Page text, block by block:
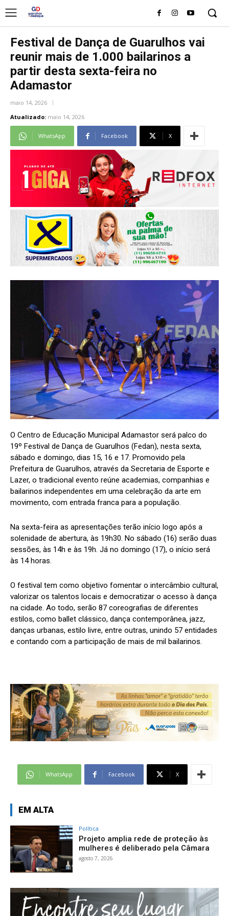
Festival de Dança de Guarulhos vai
reunir mais de 1.000 bailarinos a
partir desta sexta-feira no
Adamastor
maio 14, 2026
Atualizado: maio 14, 2026
WhatsApp Facebook X
O Centro de Educação Municipal Adamastor será palco do
19º Festival de Dança de Guarulhos (Fedan), nesta sexta,
sábado e domingo, dias 15, 16 e 17. Promovido pela
Prefeitura de Guarulhos, através da Secretaria de Esporte e
Lazer, o tradicional evento reúne academias, companhias e
bailarinos independentes em uma celebração da arte em
movimento, com entrada franca para a população.
Na sexta-feira as apresentações terão início logo após a
solenidade de abertura, às 19h30. No sábado (16) serão duas
sessões, às 14h e às 19h. Já no domingo (17), o início será
às 14 horas.
O festival tem como objetivo fomentar o intercâmbio cultural,
valorizar os talentos locais e democratizar o acesso à dança
na cidade. Ao todo, serão 87 coreografias de diferentes
estilos, como ballet clássico, dança contemporânea, jazz,
danças urbanas, estilo livre, entre outras, unindo 57 entidades
e contando com a participação de mais de mil bailarinos.
WhatsApp Facebook X
EM ALTA
Política
Projeto amplia rede de proteção às
mulheres é deliberado pela Câmara
agosto 7, 2026